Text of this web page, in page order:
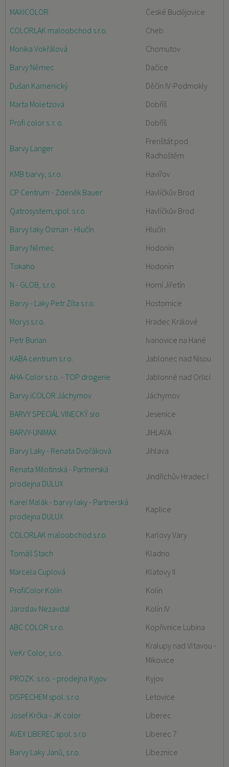
MAXICOLOR
České Budějovice
COLORLAK maloobchod s.r.o.
Cheb
Monika Vokřálová
Chomutov
Barvy Němec
Dačice
Dušan Kamenický
Děčín IV-Podmokly
Marta Moletzová
Dobříš
Profi color s. r. o.
Dobříš
Barvy Langer
Frenštát pod
Radhoštěm
KMB barvy, s.r.o.
Havířov
CP Centrum - Zdeněk Bauer
Havlíčkův Brod
Qatrosystem,spol. s r.o.
Havlíčkův Brod
Barvy laky Osman - Hlučín
Hlučín
Barvy Němec
Hodonín
Tokaho
Hodonín
N - GLOB, s.r.o.
Horní Jiřetín
Barvy - Laky Petr Zíta s.r.o.
Hostomice
Morys s.r.o.
Hradec Králové
Petr Burian
Ivanovice na Hané
KABA centrum s.r.o.
Jablonec nad Nisou
AHA-Color s.r.o. - TOP drogerie
Jablonné nad Orlicí
Barvy iCOLOR Jáchymov
Jáchymov
BARVY SPECIÁL VINECKÝ sro
Jesenice
BARVY-UNIMAX
JIHLAVA
Barvy Laky - Renata Dvořáková
Jihlava
Renata Milotinská - Partnerská
prodejna DULUX
Jindřichův Hradec I
Karel Malák - barvy laky - Partnerská
prodejna DULUX
Kaplice
COLORLAK maloobchod s.r.o.
Karlovy Vary
Tomáš Stach
Kladno
Marcela Cuplová
Klatovy II
ProfiColor Kolín
Kolín
Jaroslav Nezavdal
Kolín IV
ABC COLOR s.r.o.
Kopřivnice Lubina
VeKr Color, s.r.o.
Kralupy nad Vltavou -
Mikovice
PROZK. s.r.o. - prodejna Kyjov
Kyjov
DISPECHEM spol. s r.o.
Letovice
Josef Krčka - JK color
Liberec
AVEX LIBEREC spol. s r.o
Liberec 7
Barvy Laky Janů, s.r.o.
Líbeznice